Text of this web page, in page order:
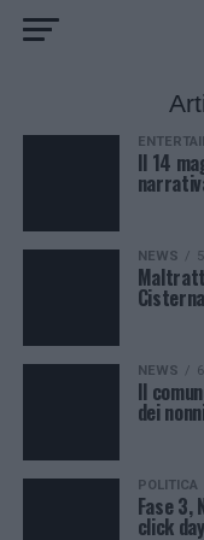
Il 14
NEWS
NEWS
Il
dei
POLITICA
Fase 3,
click